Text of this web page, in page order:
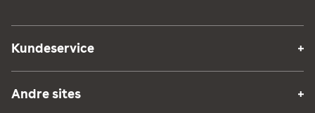
Kundeservice
Andre sites